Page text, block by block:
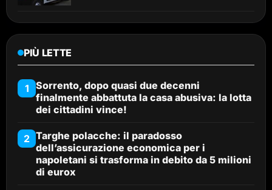
PIÙ LETTE
1 Sorrento, dopo quasi due decenni
finalmente abbattuta la casa abusiva: la lotta
dei cittadini vince!
2 Targhe polacche: il paradosso
dell’assicurazione economica per i
napoletani si trasforma in debito da 5 milioni
di eurox